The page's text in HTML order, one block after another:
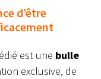
d’être
est une bulle
exclusive, de